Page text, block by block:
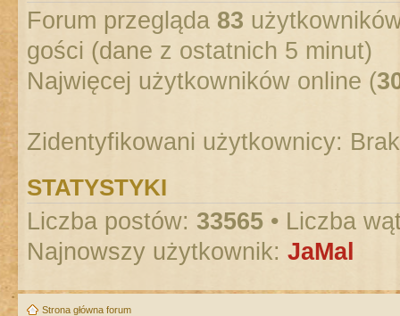
Forum przegląda 83
gości (dane z ostatnich 5 minut)
Najwięcej użytkowników online (
Zidentyfikowani użytkownicy:
STATYSTYKI
Liczba postów: 33565 • Liczba
Najnowszy użytkownik: JaMal
Strona główna forum